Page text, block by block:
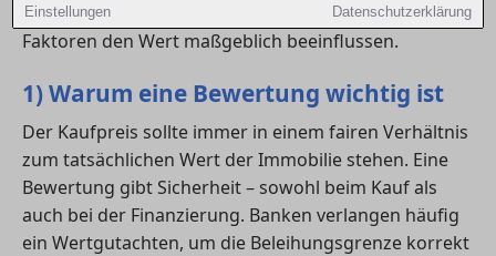
Einstellungen Datenschutzerklärung
erfährst du, welche Verfahren es gibt und welche
Faktoren den Wert maßgeblich beeinflussen.
1) Warum eine Bewertung wichtig ist
Der Kaufpreis sollte immer in einem fairen Verhältnis
zum tatsächlichen Wert der Immobilie stehen. Eine
Bewertung gibt Sicherheit – sowohl beim Kauf als
auch bei der Finanzierung. Banken verlangen häufig
ein Wertgutachten, um die Beleihungsgrenze korrekt